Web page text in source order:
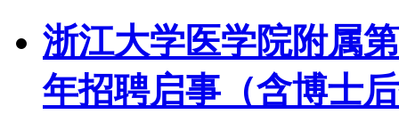
浙江大学医学院附属
年招聘启事（含博士